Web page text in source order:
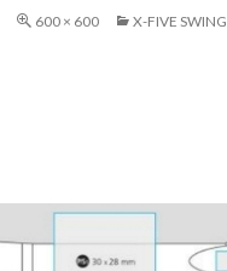
600 × 600 X-FIVE SWING